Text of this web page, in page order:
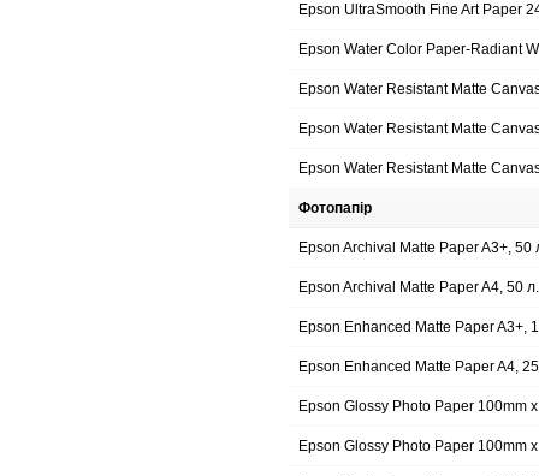
Epson UltraSmooth Fine Art Paper
Epson Water Color Paper-Radiant
Epson Water Resistant Matte
Epson Water Resistant Matte
Epson Water Resistant Matte
Фотопапір
Epson Archival Matte Paper A3+,
Epson Archival Matte Paper A4, 50
Epson Enhanced Matte Paper A3+,
Epson Enhanced Matte Paper A4,
Epson Glossy Photo Paper 100mm
Epson Glossy Photo Paper 100mm